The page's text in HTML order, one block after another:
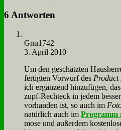
6 Antworten
Gnu1742
3. April 2010
Um den ge­schätz­ten
fer­tig­ten Vor­wurf des Pro­duct
ich er­gän­zend hin­zu­fü­gen,
zupf-Recht­eck in je­dem
vor­han­den ist, so auch im
na­tür­lich auch im Pro­gramm
mo­se und au­ßer­dem